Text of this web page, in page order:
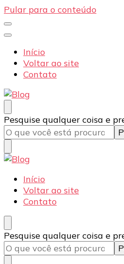
Pular para o conteúdo
Início
Voltar ao site
Contato
Blog
Dexpo – Displays e
Procurando
algo?
Pesquise qualquer coisa e
Blog
Dexpo – Displays e
Início
Voltar ao site
Contato
Procurando
algo?
Pesquise qualquer coisa e